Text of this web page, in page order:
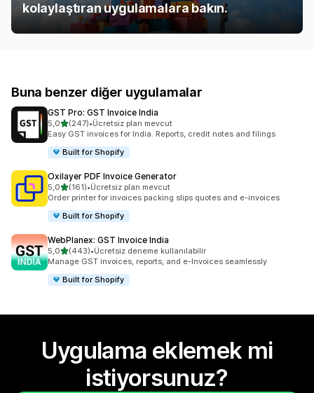
kolaylaştıran uygulamalara bakın.
Buna benzer diğer uygulamalar
GST Pro: GST Invoice India
5,05 yıldız üzerinden
(247)
toplam 247 değerlendirme
•Ücretsiz plan mevcut
Easy GST invoices for India. Reports, credit notes and filings
Built for Shopify
Oxilayer PDF Invoice Generator
5,05 yıldız üzerinden
(161)
toplam 161 değerlendirme
•Ücretsiz plan mevcut
Order printer for invoices packing slips quotes and e-invoices
Built for Shopify
WebPlanex: GST Invoice India
5,05 yıldız üzerinden
(443)
toplam 443 değerlendirme
•Ücretsiz deneme kullanılabilir
Manage GST invoices, reports, and e-Invoices seamlessly
Built for Shopify
Uygulama eklemek mi
istiyorsunuz?